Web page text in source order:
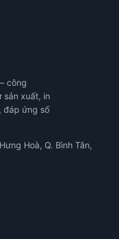
công
sản xuất, in
đáp ứng số
Hoà, Q. Bình Tân,